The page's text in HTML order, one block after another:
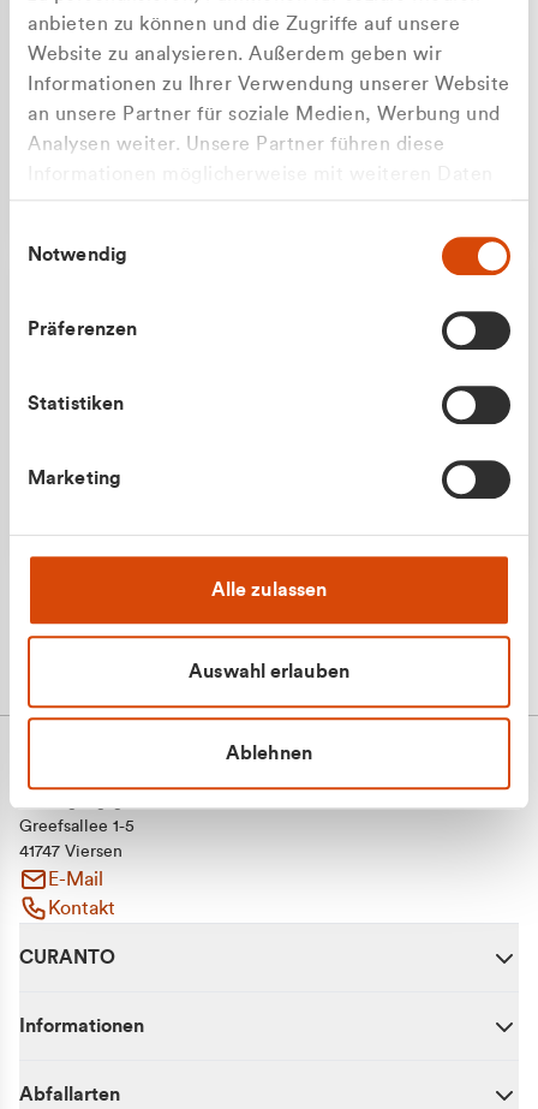
anbieten zu können und die Zugriffe auf unsere
Website zu analysieren. Außerdem geben wir
Informationen zu Ihrer Verwendung unserer Website
an unsere Partner für soziale Medien, Werbung und
Analysen weiter. Unsere Partner führen diese
gesammelt haben.
Notwendig
Präferenzen
Statistiken
Marketing
Alle zulassen
Auswahl erlauben
Ablehnen
Apilash Balanesan
Greefsallee 1-5
41747 Viersen
E-Mail
Kontakt
CURANTO
Informationen
Abfallarten